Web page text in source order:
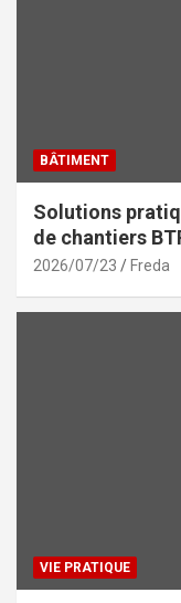
BÂTIMENT
Solutions
de chantiers
2026/07/23 Freda
VIE PRATIQUE